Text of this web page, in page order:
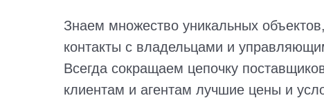
Знаем множество уникальных
контакты с владельцами и
Всегда сокращаем цепочку
клиентам и агентам лучшие цены и